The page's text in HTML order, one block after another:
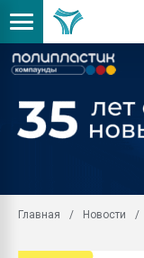
Главная Новости